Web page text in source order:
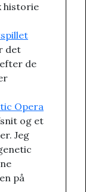
historie
det
de
Opera
og et
Jeg
på